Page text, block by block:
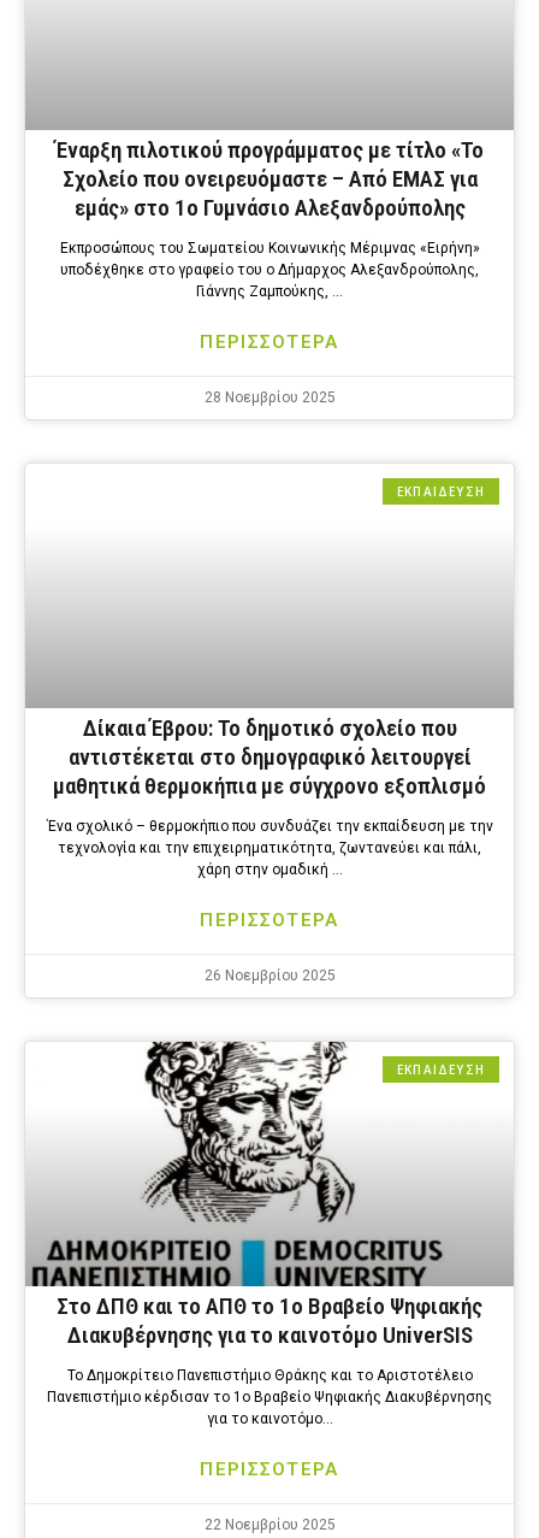
Έναρξη πιλοτικού προγράμματος με τίτλο «Το
Σχολείο που ονειρευόμαστε – Από ΕΜΑΣ για
εμάς» στο 1ο Γυμνάσιο Αλεξανδρούπολης
Εκπροσώπους του Σωματείου Κοινωνικής Μέριμνας «Ειρήνη»
υποδέχθηκε στο γραφείο του ο Δήμαρχος Αλεξανδρούπολης,
Γιάννης Ζαμπούκης, …
ΠΕΡΙΣΣΟΤΕΡΑ
28 Νοεμβρίου 2025
ΕΚΠΑΙΔΕΥΣΗ
Δίκαια Έβρου: Το δημοτικό σχολείο που
αντιστέκεται στο δημογραφικό λειτουργεί
μαθητικά θερμοκήπια με σύγχρονο εξοπλισμό
Ένα σχολικό – θερμοκήπιο που συνδυάζει την εκπαίδευση με την
τεχνολογία και την επιχειρηματικότητα, ζωντανεύει και πάλι,
χάρη στην ομαδική …
ΠΕΡΙΣΣΟΤΕΡΑ
26 Νοεμβρίου 2025
ΕΚΠΑΙΔΕΥΣΗ
Στο ΔΠΘ και το ΑΠΘ το 1ο Βραβείο Ψηφιακής
Διακυβέρνησης για το καινοτόμο UniverSIS
Το Δημοκρίτειο Πανεπιστήμιο Θράκης και το Αριστοτέλειο
Πανεπιστήμιο κέρδισαν το 1ο Βραβείο Ψηφιακής Διακυβέρνησης
για το καινοτόμο…
ΠΕΡΙΣΣΟΤΕΡΑ
22 Νοεμβρίου 2025